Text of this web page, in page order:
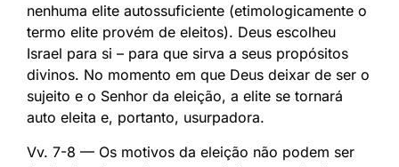
nenhuma elite autossuficiente (etimologicamente o
termo elite provém de eleitos). Deus escolheu
Israel para si – para que sirva a seus propósitos
divinos. No momento em que Deus deixar de ser o
sujeito e o Senhor da eleição, a elite se tornará
auto eleita e, portanto, usurpadora.
Vv. 7-8 — Os motivos da eleição não podem ser